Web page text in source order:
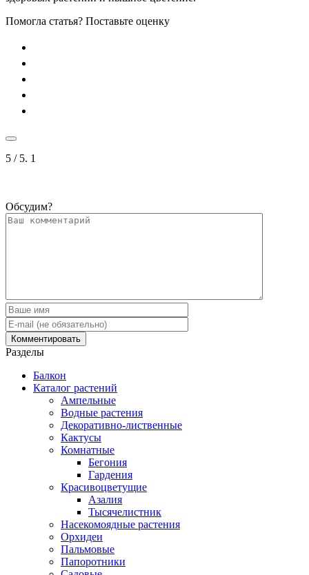
Помогла статья? Поставьте оценку
5 / 5. 1
Обсудим?
Разделы
Балкон
Каталог растений
Ампельные
Водные растения
Декоративно-лиственные
Кактусы
Комнатные
Бегония
Гардения
Красивоцветущие
Азалия
Тысячелистник
Насекомоядные растения
Орхидеи
Пальмовые
Папоротники